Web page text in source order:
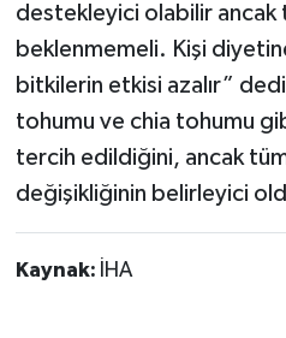
destekleyici olabilir ancak
beklenmemeli. Kişi
bitkilerin etkisi azalır”
tohumu ve chia tohumu
tercih edildiğini, ancak
değişikliğinin belirleyici
Kaynak: İHA